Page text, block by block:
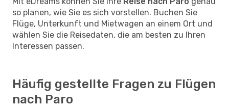
so planen, wie Sie es sich vorstellen. Buchen Sie
Flüge, Unterkunft und Mietwagen an einem Ort und
wählen Sie die Reisedaten, die am besten zu Ihren
Interessen passen.
Häufig gestellte Fragen zu Flügen
nach Paro